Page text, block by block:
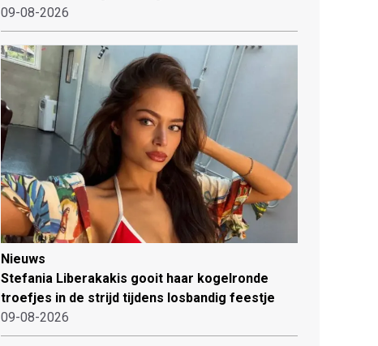
09-08-2026
Nieuws
Stefania Liberakakis gooit haar kogelronde
troefjes in de strijd tijdens losbandig feestje
09-08-2026